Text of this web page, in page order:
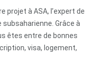
projet à ASA, l’expert de
Grâce à
êtes entre de bonnes
visa, logement,